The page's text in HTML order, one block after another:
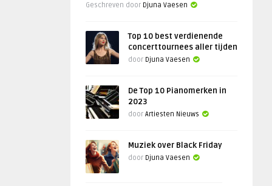
Geschreven door Djuna Vaesen
Top 10 best verdienende
concerttournees aller tijden
door Djuna Vaesen
De Top 10 Pianomerken in
2023
door Artiesten Nieuws
Muziek over Black Friday
door Djuna Vaesen